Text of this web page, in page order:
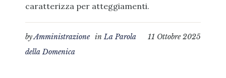
caratterizza per atteggiamenti.
11 Ottobre 2025
byAmministrazione inLa Parola
della Domenica